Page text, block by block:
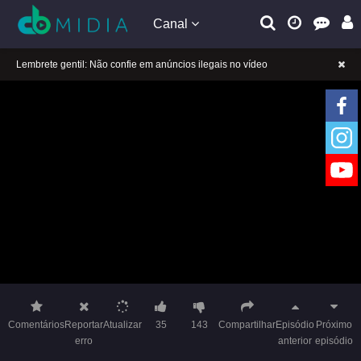
Canal
A tocar：Garota Furacão 2-02
ComentáriosReportar
erro
Atualizar 35 143 CompartilharEpisódio
anterior
Próximo
episódio